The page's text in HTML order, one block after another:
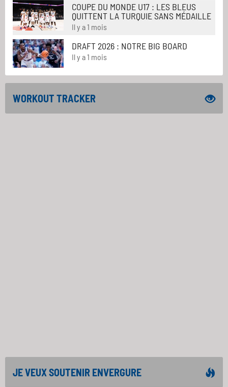
COUPE DU MONDE U17 : LES BLEUS
QUITTENT LA TURQUIE SANS MÉDAILLE
Il y a 1 mois
DRAFT 2026 : NOTRE BIG BOARD
Il y a 1 mois
WORKOUT TRACKER
JE VEUX SOUTENIR ENVERGURE